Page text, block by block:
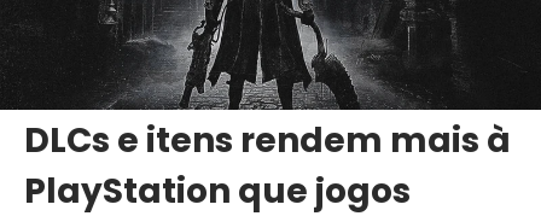
DLCs e itens rendem mais à
PlayStation que jogos